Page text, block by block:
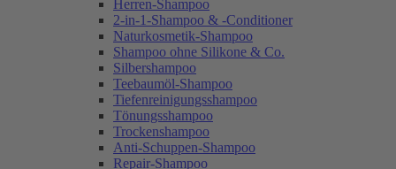
Herren-Shampoo
2-in-1-Shampoo & -Conditioner
Naturkosmetik-Shampoo
Shampoo ohne Silikone & Co.
Silbershampoo
Teebaumöl-Shampoo
Tiefenreinigungsshampoo
Tönungsshampoo
Trockenshampoo
Anti-Schuppen-Shampoo
Repair-Shampoo